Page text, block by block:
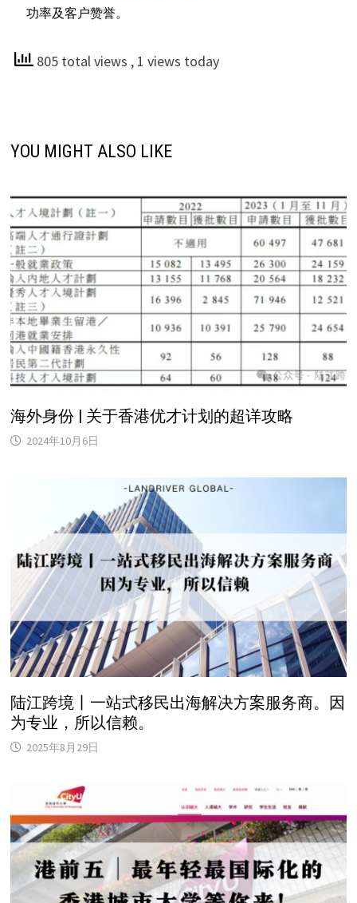
功率及客户赞誉。
805 total views , 1 views today
YOU MIGHT ALSO LIKE
海外身份 | 关于香港优才计划的超详攻略
2024年10月6日
陆江跨境丨一站式移民出海解决方案服务商。因
为专业，所以信赖。
2025年8月29日